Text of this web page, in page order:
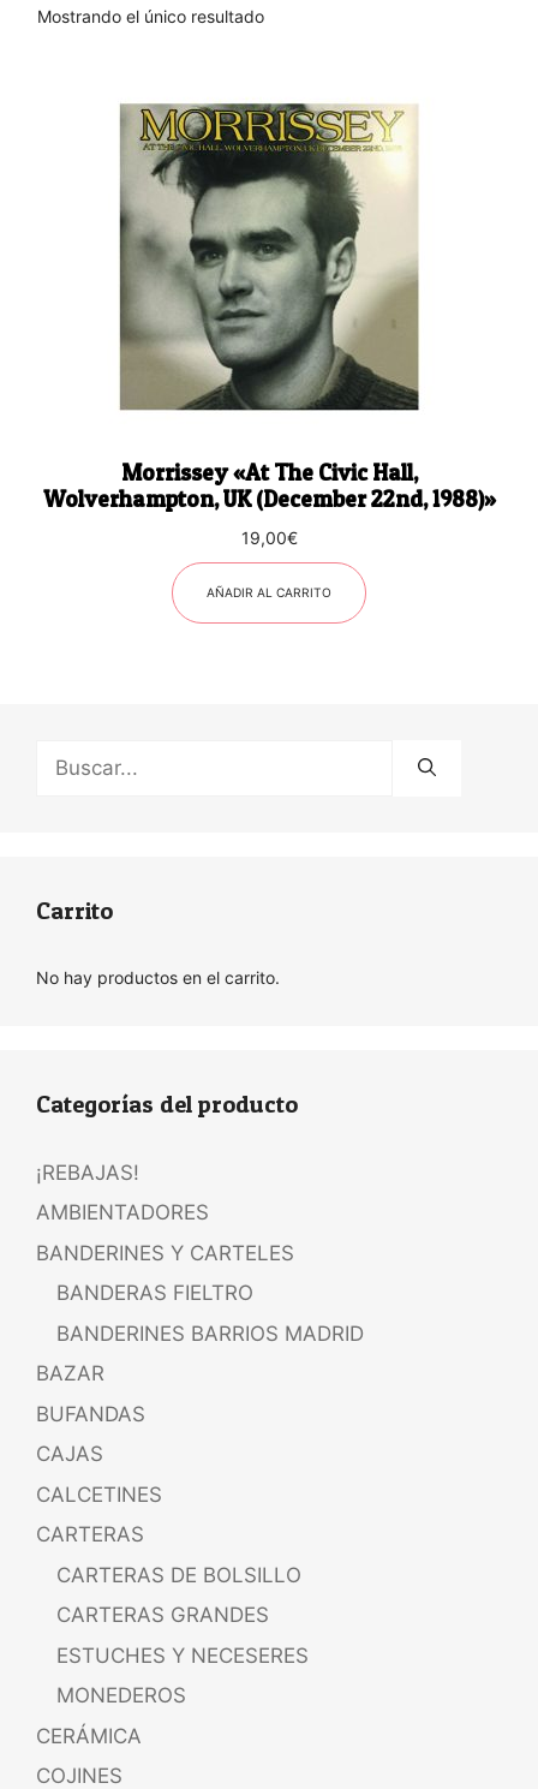
Mostrando el único resultado
Morrissey «At The Civic Hall,
Wolverhampton, UK (December 22nd, 1988)»
19,00€
AÑADIR AL CARRITO
Carrito
No hay productos en el carrito.
Categorías del producto
¡REBAJAS!
AMBIENTADORES
BANDERINES Y CARTELES
BANDERAS FIELTRO
BANDERINES BARRIOS MADRID
BAZAR
BUFANDAS
CAJAS
CALCETINES
CARTERAS
CARTERAS DE BOLSILLO
CARTERAS GRANDES
ESTUCHES Y NECESERES
MONEDEROS
CERÁMICA
COJINES